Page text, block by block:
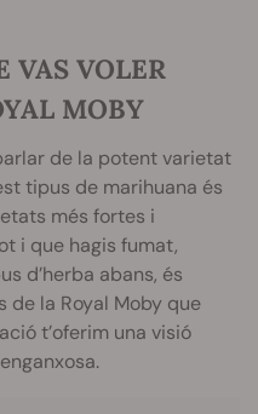
VAS VOLER
MOBY
de la potent varietat
tipus de marihuana és
més fortes i
i que hagis fumat,
d’herba abans, és
de la Royal Moby que
t’oferim una visió